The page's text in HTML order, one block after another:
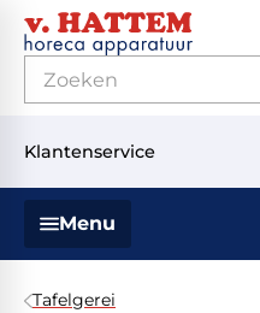
Klantenservice
Menu
Tafelgerei